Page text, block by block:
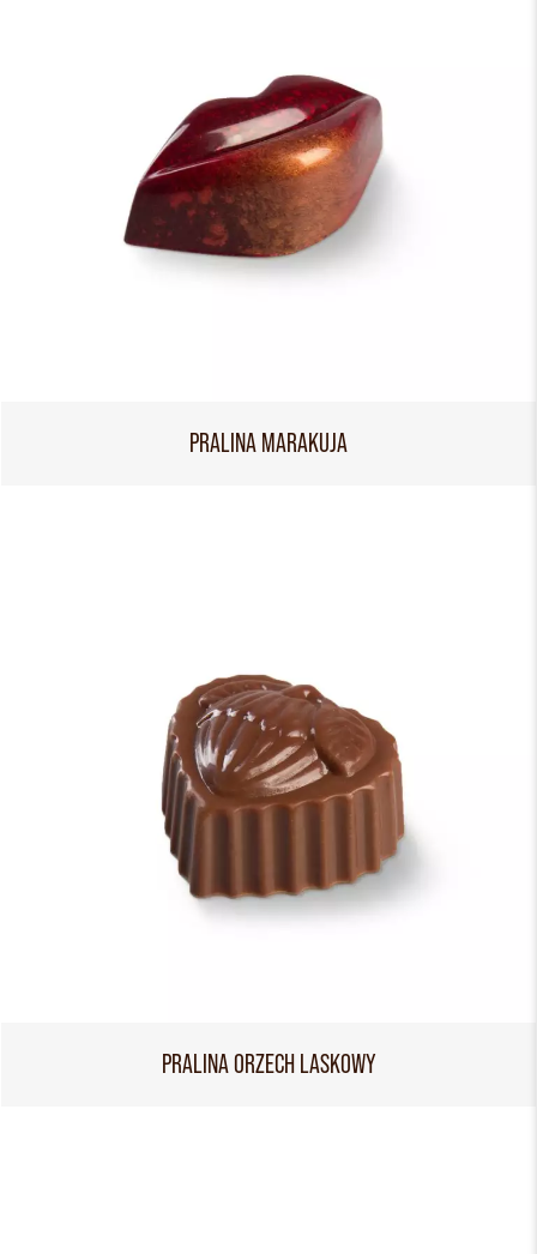
PRALINA MARAKUJA
PRALINA ORZECH LASKOWY